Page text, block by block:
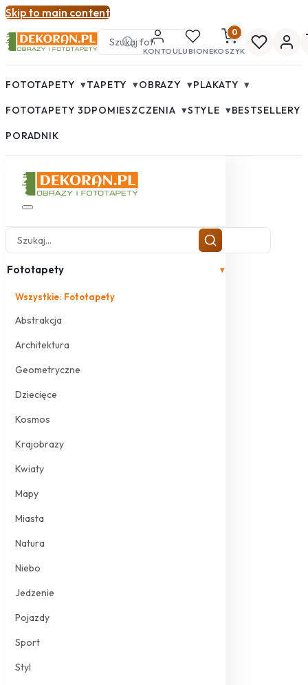
Skip to main content
KONTOULUBIONE
0
KOSZYK
FOTOTAPETY ▾TAPETY ▾OBRAZY ▾PLAKATY ▾
FOTOTAPETY 3DPOMIESZCZENIA ▾STYLE ▾BESTSELLERY
PORADNIK
Fototapety ▾
Wszystkie: Fototapety
Abstrakcja
Architektura
Geometryczne
Dziecięce
Kosmos
Krajobrazy
Kwiaty
Mapy
Miasta
Natura
Niebo
Jedzenie
Pojazdy
Sport
Styl